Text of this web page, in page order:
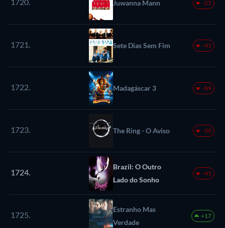
Juwanna Mann -25
1721. Sete Dias Sem Fim -41
1722. Madagáscar 3 -89
1723. The Ring - O Aviso -50
1724.
Brazil: O Outro
Lado do Sonho
-41
1725.
Estranho Mas
Verdade
+17